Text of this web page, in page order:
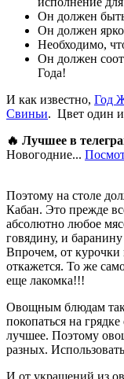
Он должен
Он должен ярко
Необходимо,
Он должен
Года!
И как известно, Год
Свиньи. Цвет один
🔥 Лучшее в
Новогодние...
Поэтому на столе
Кабан. Это прежде
абсолютно любое
говядину, и
Впрочем, от
откажется. То же
еще лакомка!!!
Овощным блюдам
покопаться на
лучшее. Поэтому
разных.